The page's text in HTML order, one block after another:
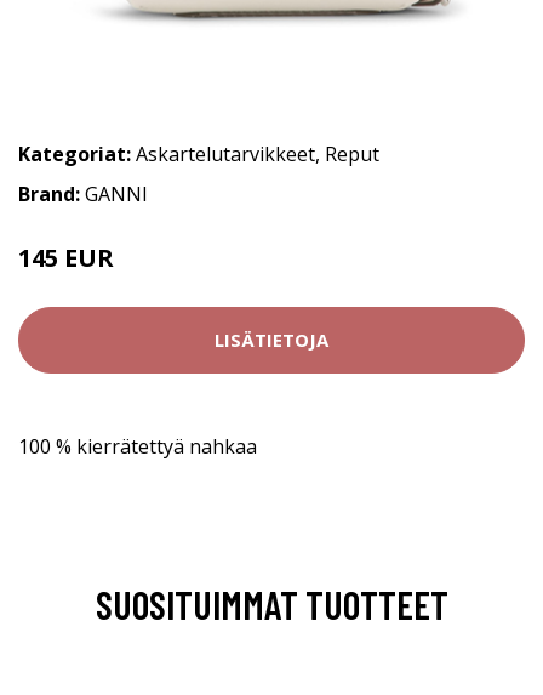
Kategoriat:Askartelutarvikkeet, Reput
Brand:GANNI
145 EUR
LISÄTIETOJA
100 % kierrätettyä nahkaa
SUOSITUIMMAT TUOTTEET